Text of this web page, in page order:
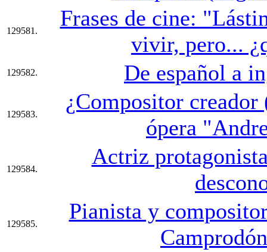
129581.
Frases de cine:
vivir, pero...
129582. De español a
129583.
¿Compositor
ópera
129584.
Actriz
129585.
Pianista y